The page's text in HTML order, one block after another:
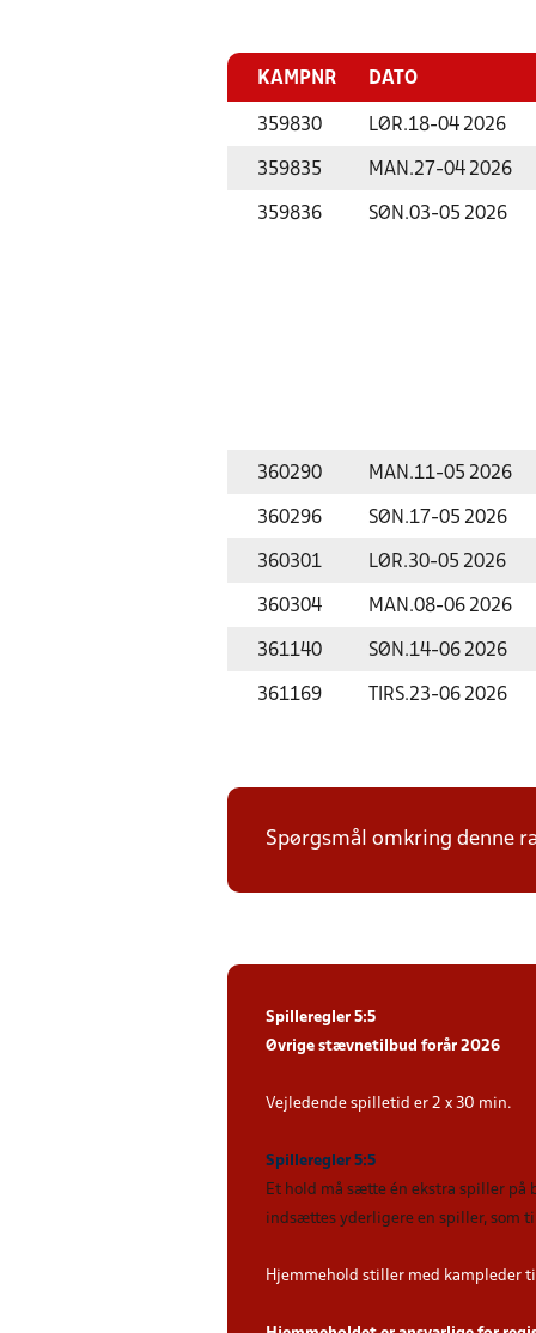
KAMPNR DATO
359830 LØR.18-04 2026
359835 MAN.27-04 2026
359836 SØN.03-05 2026
360290 MAN.11-05 2026
360296 SØN.17-05 2026
360301 LØR.30-05 2026
360304 MAN.08-06 2026
361140 SØN.14-06 2026
361169 TIRS.23-06 2026
Spørgsmål omkring denne
Spilleregler 5:5
Øvrige stævnetilbud forår 2026
Vejledende spilletid er 2 x 30 min.
Spilleregler 5:5
Et hold må sætte én ekstra spiller på
indsættes yderligere en spiller, som
Hjemmehold stiller med kampleder